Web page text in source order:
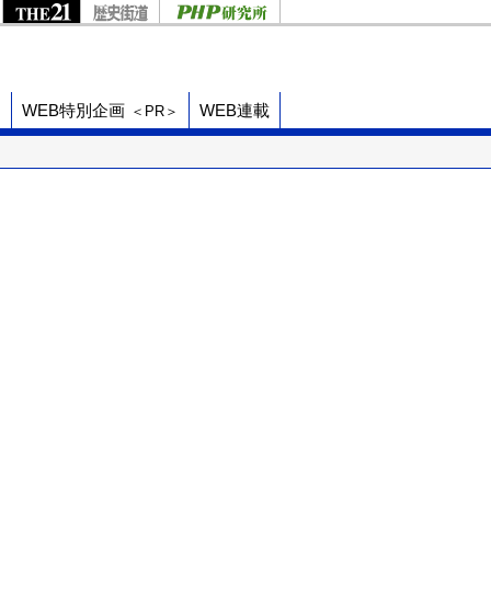
WEB特別企画 ＜PR＞ WEB連載